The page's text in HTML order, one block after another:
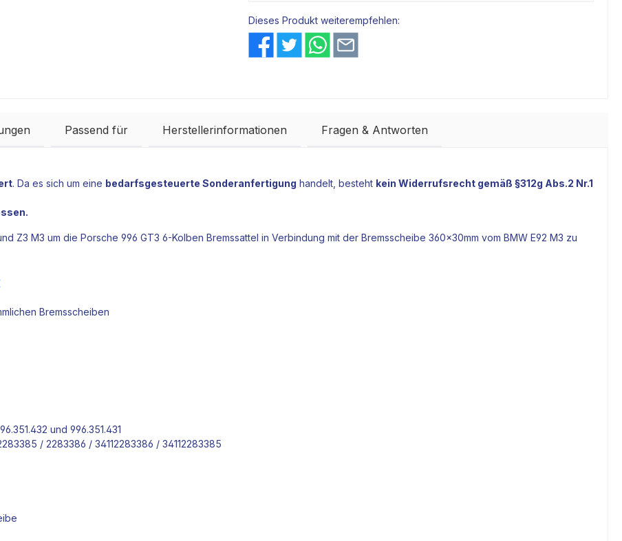
Dieses Produkt weiterempfehlen:
Passend für Herstellerinformationen Fragen & Antworten
. Da es sich um eine bedarfsgesteuerte Sonderanfertigung handelt, besteht kein Widerrufsrecht gemäß §312g Abs.2 Nr.1
Z3 M3 um die Porsche 996 GT3 6-Kolben Bremssattel in Verbindung mit der Bremsscheibe 360x30mm vom BMW E92 M3 zu
Bremsscheiben
und 996.351.431
/ 2283386 / 34112283386 / 34112283385